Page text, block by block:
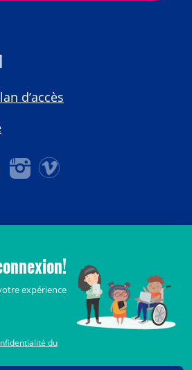
d’accès
Justine.
Crédits
organismes publics